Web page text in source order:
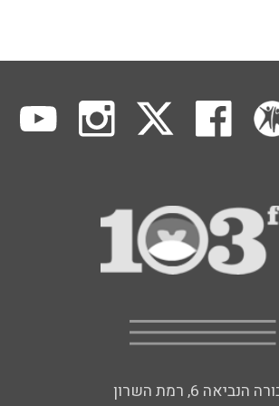
הנביאה 6, רמת השרון